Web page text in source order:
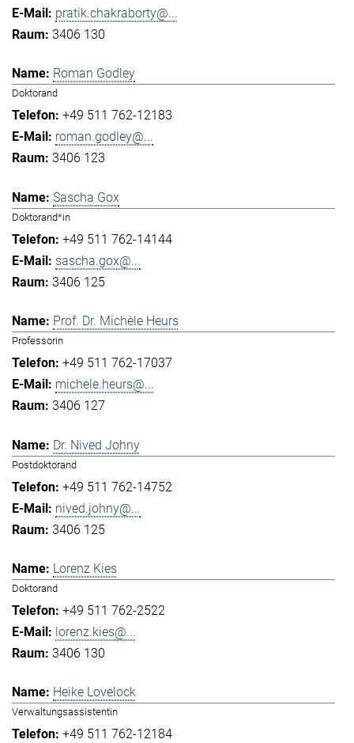
pratik.chakraborty@...
3406 130
Roman Godley
Doktorand
+49 511 762-12183
roman.godley@...
3406 123
Sascha Gox
Doktorand*in
+49 511 762-14144
sascha.gox@...
3406 125
Prof. Dr. Michèle Heurs
Professorin
+49 511 762-17037
michele.heurs@...
3406 127
Dr. Nived Johny
Postdoktorand
+49 511 762-14752
nived.johny@...
3406 125
Lorenz Kies
Doktorand
+49 511 762-2522
lorenz.kies@...
3406 130
Heike Lovelock
Verwaltungsassistentin
+49 511 762-12184